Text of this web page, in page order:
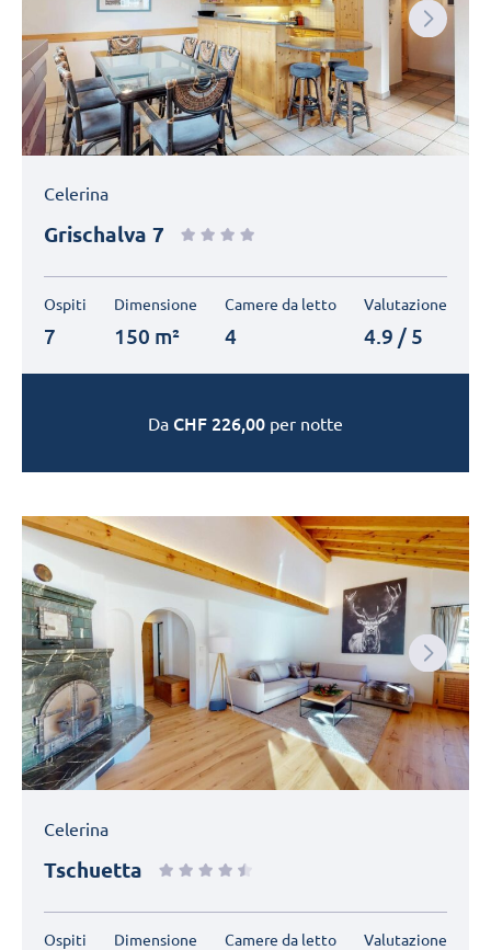
Celerina
Grischalva 7
Ospiti
7
Dimensione
150 m²
Camere da letto
4
Valutazione
4.9 / 5
Da CHF 226,00 per notte
Next
Celerina
Tschuetta
Ospiti Dimensione Camere da letto Valutazione